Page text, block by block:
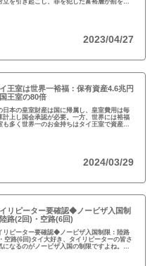
立を引き起こし、罪を犯した富裕層が罰を免
2023/04/27
王室は世界一裕福：保有資産4.6兆円
王室の80倍
日本の皇室財産は国に帰属し、皇室費用は毎
計上し国会承認が必要。一方、世界には裕福
も多く世界一のお金持ちはタイ王室で資産は
2024/03/29
リピーター要確認◆ノービザ入国制
路(2回)・空路(6回)
ピーター要確認◆ノービザ入国制限：陸路
空路(6回)タイ大好き、タイリピーターの皆さ
になるのがノービザ入国の制限ですよね。近